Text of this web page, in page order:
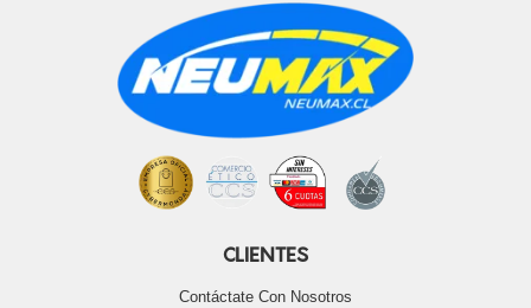
CLIENTES
Contáctate Con Nosotros